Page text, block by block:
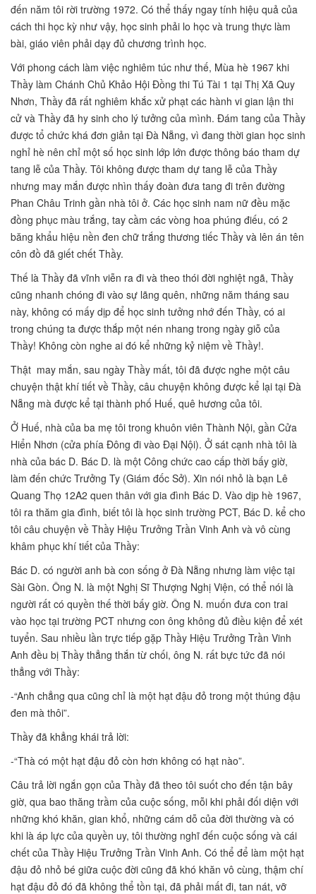
đến năm tôi rời trường 1972. Có thể thấy ngay tính hiệu quả của
cách thi học kỳ như vậy, học sinh phải lo học và trung thực làm
bài, giáo viên phải dạy đủ chương trình học.
Với phong cách làm việc nghiêm túc như thế, Mùa hè 1967 khi
Thầy làm Chánh Chủ Khảo Hội Đồng thi Tú Tài 1 tại Thị Xã Quy
Nhơn, Thầy đã rất nghiêm khắc xử phạt các hành vi gian lận thi
cử và Thầy đã hy sinh cho lý tưởng của mình. Đám tang của Thầy
được tổ chức khá đơn giản tại Đà Nẵng, vì đang thời gian học sinh
nghỉ hè nên chỉ một số học sinh lớp lớn được thông báo tham dự
tang lễ của Thầy. Tôi không được tham dự tang lễ của Thầy
nhưng may mắn được nhìn thấy đoàn đưa tang đi trên đường
Phan Châu Trinh gần nhà tôi ở. Các học sinh nam nữ đều mặc
đồng phục màu trắng, tay cầm các vòng hoa phúng điếu, có 2
băng khẩu hiệu nền đen chữ trắng thương tiếc Thầy và lên án tên
côn đồ đã giết chết Thầy.
Thế là Thầy đã vĩnh viễn ra đi và theo thói đời nghiệt ngã, Thầy
cũng nhanh chóng đi vào sự lãng quên, những năm tháng sau
này, không có mấy dịp để học sinh tưởng nhớ đến Thầy, có ai
trong chúng ta được thắp một nén nhang trong ngày giỗ của
Thầy! Không còn nghe ai đó kể những kỷ niệm về Thầy!.
Thật may mắn, sau ngày Thầy mất, tôi đã được nghe một câu
chuyện thật khí tiết về Thầy, câu chuyện không được kể lại tại Đà
Nẵng mà được kể tại thành phố Huế, quê hương của tôi.
Ở Huế, nhà của ba mẹ tôi trong khuôn viên Thành Nội, gần Cửa
Hiển Nhơn (cửa phía Đông đi vào Đại Nội). Ở sát cạnh nhà tôi là
nhà của bác D. Bác D. là một Công chức cao cấp thời bấy giờ,
làm đến chức Trưởng Ty (Giám đốc Sở). Xin nói nhỏ là bạn Lê
Quang Thọ 12A2 quen thân với gia đình Bác D. Vào dịp hè 1967,
tôi ra thăm gia đình, biết tôi là học sinh trường PCT, Bác D. kể cho
tôi câu chuyện về Thầy Hiệu Trưởng Trần Vinh Anh và vô cùng
khâm phục khí tiết của Thầy:
Bác D. có người anh bà con sống ở Đà Nẵng nhưng làm việc tại
Sài Gòn. Ông N. là một Nghị Sĩ Thượng Nghị Viện, có thể nói là
người rất có quyền thế thời bấy giờ. Ông N. muốn đưa con trai
vào học tại trường PCT nhưng con ông không đủ điều kiện để xét
tuyển. Sau nhiều lần trực tiếp gặp Thầy Hiệu Trưởng Trần Vinh
Anh đều bị Thầy thẳng thắn từ chối, ông N. rất bực tức đã nói
thẳng với Thầy:
-“Anh chẳng qua cũng chỉ là một hạt đậu đỏ trong một thúng đậu
đen mà thôi”.
Thầy đã khẳng khái trả lời:
-“Thà có một hạt đậu đỏ còn hơn không có hạt nào”.
Câu trả lời ngắn gọn của Thầy đã theo tôi suốt cho đến tận bây
giờ, qua bao thăng trầm của cuộc sống, mỗi khi phải đối diện với
những khó khăn, gian khổ, những cám dỗ của đời thường và có
khi là áp lực của quyền uy, tôi thường nghĩ đến cuộc sống và cái
chết của Thầy Hiệu Trưởng Trần Vinh Anh. Có thể để làm một hạt
đậu đỏ nhỏ bé giữa cuộc đời cũng đã khó khăn vô cùng, thậm chí
hạt đậu đỏ đó đã không thể tồn tại, đã phải mất đi, tan nát, vỡ